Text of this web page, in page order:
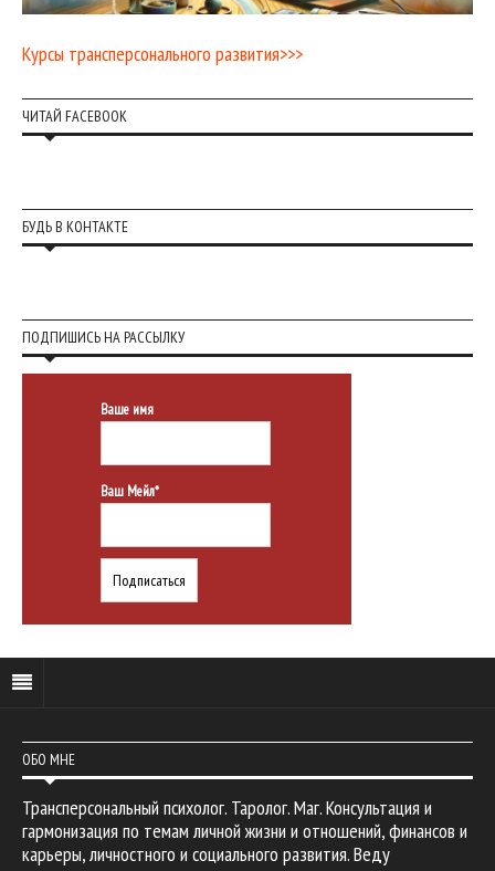
Курсы трансперсонального развития>>>
ЧИТАЙ FACEBOOK
БУДЬ В КОНТАКТЕ
ПОДПИШИСЬ НА РАССЫЛКУ
Ваше имя
Ваш Мейл*
ОБО МНЕ
Трансперсональный психолог. Таролог. Маг. Консультация и
гармонизация по темам личной жизни и отношений, финансов и
карьеры, личностного и социального развития. Веду